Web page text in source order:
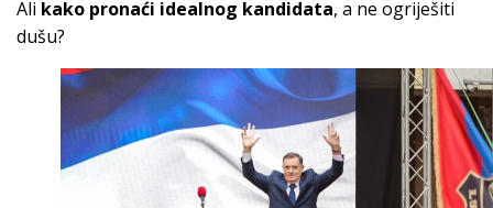
Ali kako pronaći idealnog kandidata, a ne ogriješiti
dušu?